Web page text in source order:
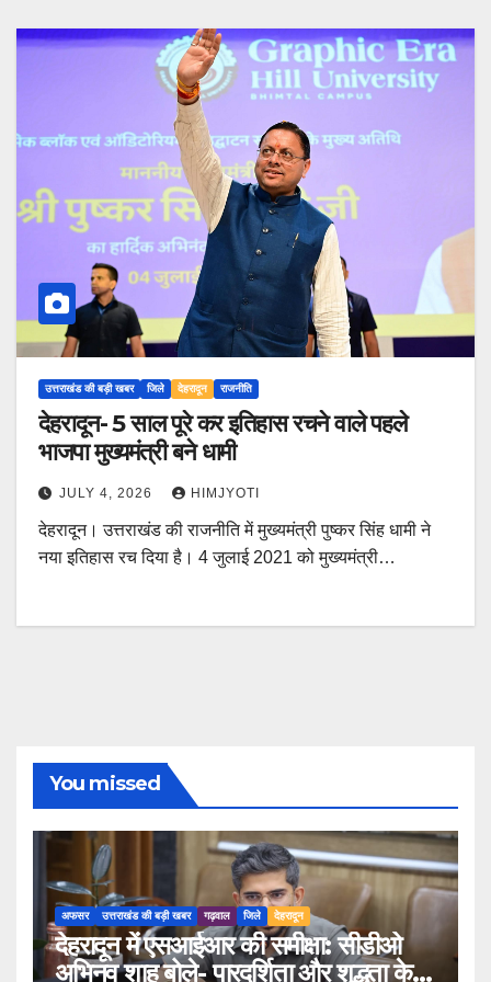
उत्तराखंड की बड़ी खबर जिले देहरादून राजनीति
देहरादून- 5 साल पूरे कर इतिहास रचने वाले पहले
भाजपा मुख्यमंत्री बने धामी
JULY 4, 2026 HIMJYOTI
देहरादून। उत्तराखंड की राजनीति में मुख्यमंत्री पुष्कर सिंह धामी ने
नया इतिहास रच दिया है। 4 जुलाई 2021 को मुख्यमंत्री…
You missed
अफसर उत्तराखंड की बड़ी खबर गढ़वाल जिले देहरादून
देहरादून में एसआईआर की समीक्षा: सीडीओ
अभिनव शाह बोले- पारदर्शिता और शुद्धता के